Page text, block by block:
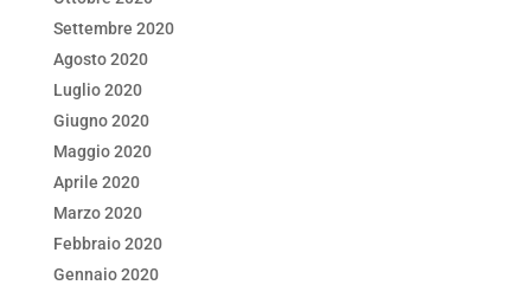
Settembre 2020
Agosto 2020
Luglio 2020
Giugno 2020
Maggio 2020
Aprile 2020
Marzo 2020
Febbraio 2020
Gennaio 2020